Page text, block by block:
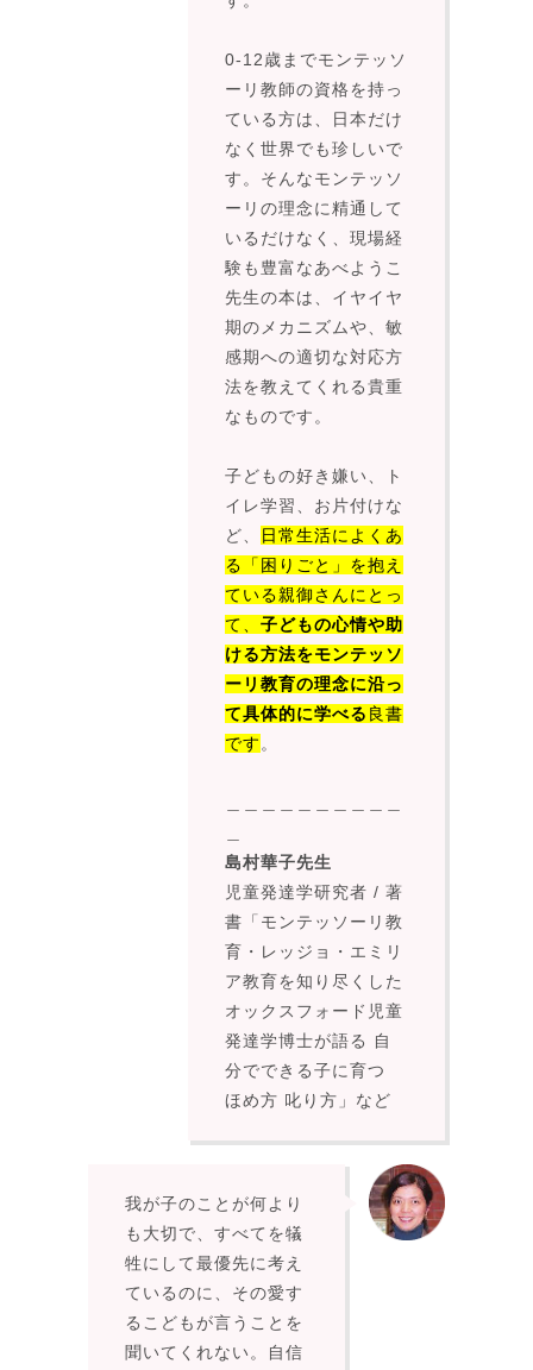
0-12歳までモンテッソ
ーリ教師の資格を持っ
ている方は、日本だけ
なく世界でも珍しいで
す。そんなモンテッソ
ーリの理念に精通して
いるだけなく、現場経
験も豊富なあべようこ
先生の本は、イヤイヤ
期のメカニズムや、敏
感期への適切な対応方
法を教えてくれる貴重
なものです。
子どもの好き嫌い、ト
イレ学習、お片付けな
ど、
日常生活によくあ
る「困りごと」を抱え
ている親御さんにとっ
て、 子どもの心情や助
ける方法をモンテッソ
ーリ教育の理念に沿っ
て具体的に学べる 良書
です 。
島村華子先生
児童発達学研究者 / 著
書「モンテッソーリ教
育・レッジョ・エミリ
ア教育を知り尽くした
オックスフォード児童
発達学博士が語る 自
分でできる子に育つ
ほめ方 叱り方 」など
我が子のことが何より
も大切で、すべてを犠
牲にして最優先に考え
ているのに、その愛す
るこどもが言うことを
聞いてくれない。自信